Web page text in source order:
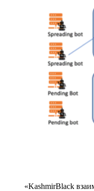
«KashmirBlack